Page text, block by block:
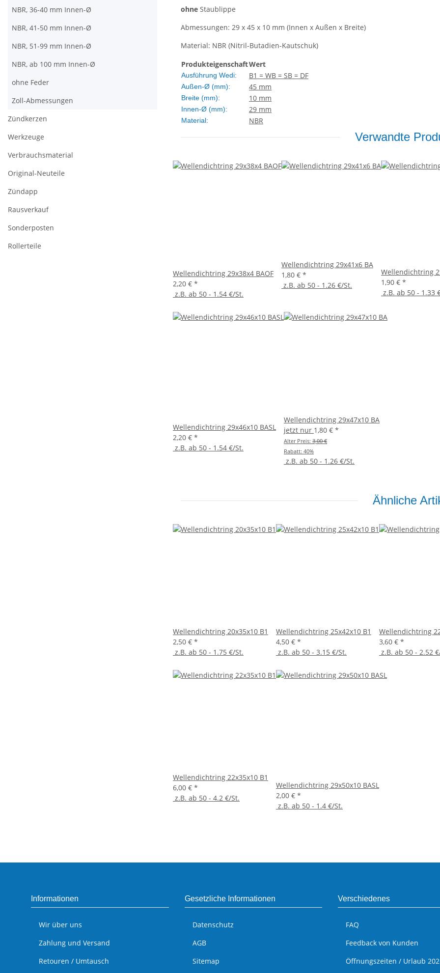
ohne Staublippe
Abmessungen: 29 x 45 x 10 mm (Innen x Außen x Breite)
Material: NBR (Nitril-Butadien-Kautschuk)
ProdukteigenschaftWert
Ausführung Wedi: B1 = WB = SB = DF
Außen-Ø (mm): 45 mm
Breite (mm): 10 mm
Innen-Ø (mm): 29 mm
Material: NBR
Verwandte
Wellendichtring 29x38x4 BAOF
2,20 € *
z.B. ab 50 - 1.54 €/St.
Wellendichtring 29x41x6 BA
1,80 € *
z.B. ab 50 - 1.26 €/St.
Wellendichtring
1,90 € *
z.B. ab 50 - 1.33
Wellendichtring 29x46x10 BASL
2,20 € *
z.B. ab 50 - 1.54 €/St.
Wellendichtring 29x47x10 BA
jetzt nur 1,80 € *
Alter Preis: 3,00 €
Rabatt: 40%
z.B. ab 50 - 1.26 €/St.
Ähnliche
Wellendichtring 20x35x10 B1
2,50 € *
z.B. ab 50 - 1.75 €/St.
Wellendichtring 25x42x10 B1
4,50 € *
z.B. ab 50 - 3.15 €/St.
Wellendichtring
3,60 € *
z.B. ab 50 - 2.52
Wellendichtring 22x35x10 B1
6,00 € *
z.B. ab 50 - 4.2 €/St.
Wellendichtring 29x50x10 BASL
2,00 € *
z.B. ab 50 - 1.4 €/St.
NBR, 36-40 mm Innen-Ø
NBR, 41-50 mm Innen-Ø
NBR, 51-99 mm Innen-Ø
NBR, ab 100 mm Innen-Ø
ohne Feder
Zoll-Abmessungen
Zündkerzen
Werkzeuge
Verbrauchsmaterial
Original-Neuteile
Zündapp
Rausverkauf
Sonderposten
Rollerteile
Informationen
Wir über uns
Zahlung und Versand
Retouren / Umtausch
Gesetzliche Informationen
Datenschutz
AGB
Sitemap
Verschiedenes
FAQ
Feedback von Kunden
Öffnungszeiten / Urlaub